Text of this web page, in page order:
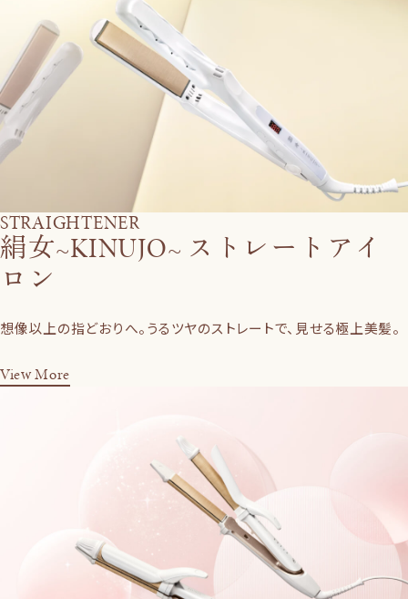
STRAIGHTENER
絹女~KINUJO~ ストレートアイ
ロン
想像以上の指どおりへ。うるツヤのストレートで、見せる極上美髪。
View More